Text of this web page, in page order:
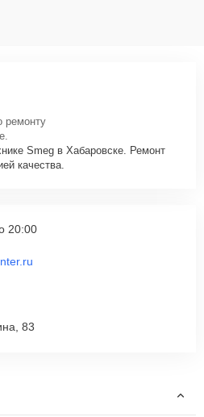
варочной панели Smeg SE364TD
вопросам, запишут на
курьерской доставки или
время и место.
ремонту
Smeg в Хабаровске. Ремонт
качества.
83
20:00